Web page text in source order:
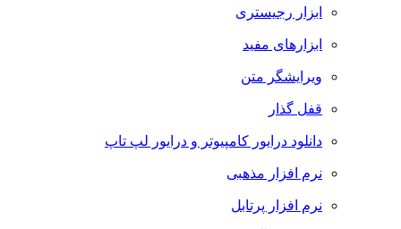
ابزار رجیستری
ابزارهای مفید
ویرایشگر متن
قفل گذار
دانلود درایور کامپیوتر و درایور لپ تاپ
نرم افزار مذهبی
نرم افزار پرتابل